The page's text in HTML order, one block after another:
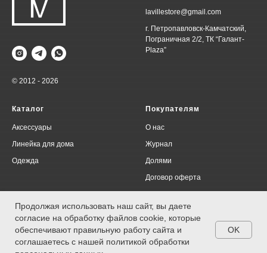
Продолжая использовать наш сайт, вы даете
согласие на обработку файлов cookie, которые
обеспечивают правильную работу сайта и
соглашаетесь с нашей политикой обработки
OK
© 2012 - 2026
lavillestore@gmail.com
г. Петропавловск-Камчатский,
Пограничная 2/2, ТК “Галант-
Plaza”
Каталог
Аксессуары
Линейка для дома
Одежда
Покупателям
О нас
Журнал
Долями
Договор оферта
Политика конфиденциальности
*Компания Meta Platforms Inc., владеющая социальными сетями Facebook и